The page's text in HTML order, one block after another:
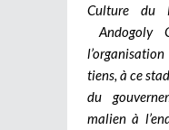
Culture du
Andogoly
tiens, à ce
du
malien à